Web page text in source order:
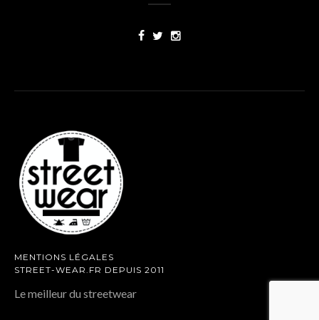
MENTIONS LÉGALES
STREET-WEAR.FR DEPUIS 2011
Le meilleur du streetwear